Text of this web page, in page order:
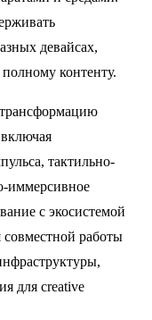
девайсах,
контенту.
тактильно-
иммерсивное
с экосистемой
работы
для creative